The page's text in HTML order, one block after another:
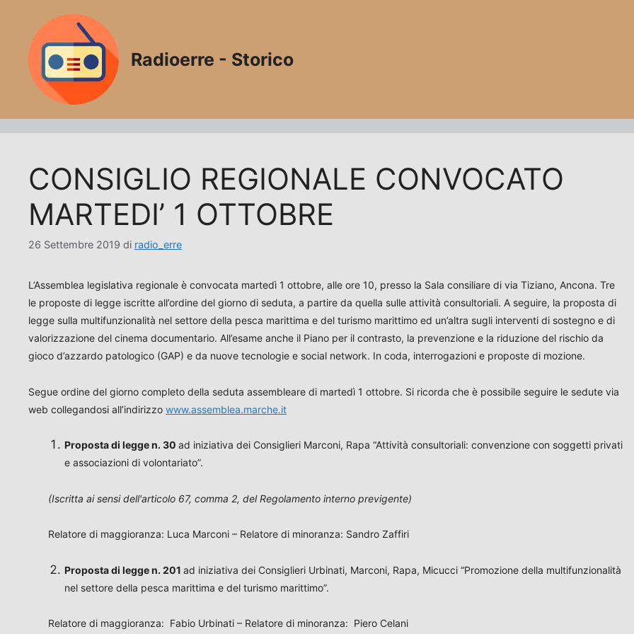
contenuto
Radioerre - Storico
CONSIGLIO REGIONALE CONVOCATO
MARTEDI’ 1 OTTOBRE
26 Settembre 2019 di radio_erre
L’Assemblea legislativa regionale è convocata martedì 1 ottobre, alle ore 10, presso la Sala consiliare di via Tiziano, Ancona. Tre
le proposte di legge iscritte all’ordine del giorno di seduta, a partire da quella sulle attività consultoriali. A seguire, la proposta di
legge sulla multifunzionalità nel settore della pesca marittima e del turismo marittimo ed un’altra sugli interventi di sostegno e di
valorizzazione del cinema documentario. All’esame anche il Piano per il contrasto, la prevenzione e la riduzione del rischio da
gioco d’azzardo patologico (GAP) e da nuove tecnologie e social network. In coda, interrogazioni e proposte di mozione.
Segue ordine del giorno completo della seduta assembleare di martedì 1 ottobre. Si ricorda che è possibile seguire le sedute via
web collegandosi all’indirizzo www.assemblea.marche.it
Proposta di legge n. 30 ad iniziativa dei Consiglieri Marconi, Rapa “Attività consultoriali: convenzione con soggetti privati
e associazioni di volontariato”.
(Iscritta ai sensi dell'articolo 67, comma 2, del Regolamento interno previgente)
Relatore di maggioranza: Luca Marconi – Relatore di minoranza: Sandro Zaffiri
Proposta di legge n. 201 ad iniziativa dei Consiglieri Urbinati, Marconi, Rapa, Micucci “Promozione della multifunzionalità
nel settore della pesca marittima e del turismo marittimo”.
Relatore di maggioranza: Fabio Urbinati – Relatore di minoranza: Piero Celani